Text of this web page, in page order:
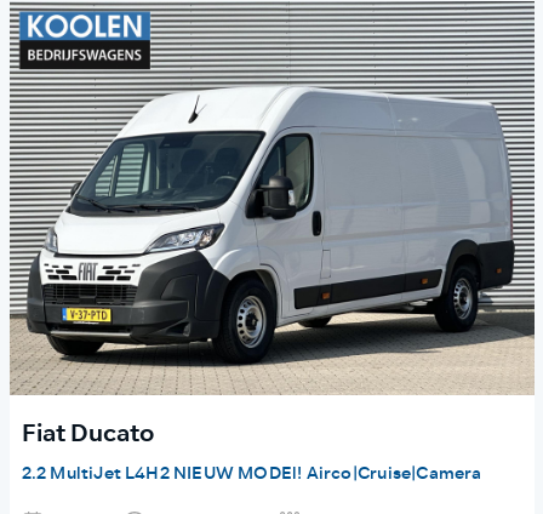
Fiat Ducato
2.2 MultiJet L4H2 NIEUW MODEl! Airco|Cruise|Camera